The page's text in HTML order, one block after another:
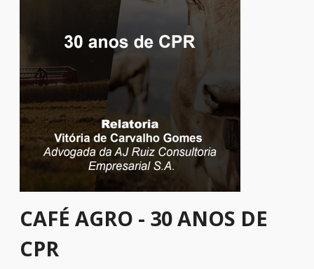
CAFÉ AGRO - 30 ANOS DE
CPR